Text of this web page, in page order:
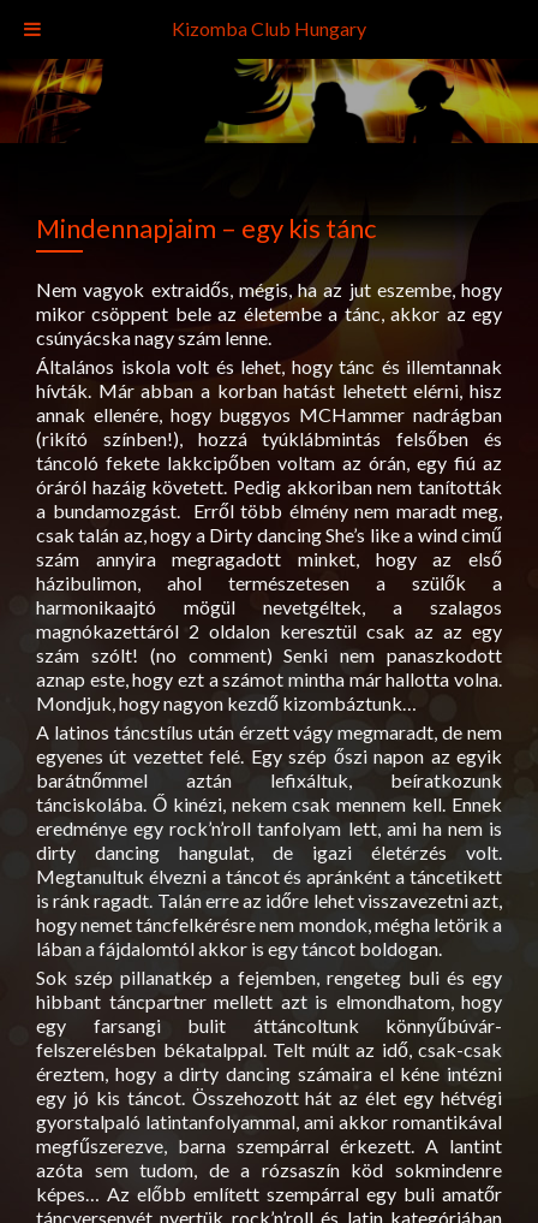
Mindennapjaim – egy kis tánc
Nem vagyok extraidős, mégis, ha az jut eszembe, hogy
mikor csöppent bele az életembe a tánc, akkor az egy
csúnyácska nagy szám lenne.
Általános iskola volt és lehet, hogy tánc és illemtannak
hívták. Már abban a korban hatást lehetett elérni, hisz
annak ellenére, hogy buggyos MCHammer nadrágban
(rikító színben!), hozzá tyúklábmintás felsőben és
táncoló fekete lakkcipőben voltam az órán, egy fiú az
óráról hazáig követett. Pedig akkoriban nem tanították
a bundamozgást. Erről több élmény nem maradt meg,
csak talán az, hogy a Dirty dancing She’s like a wind cimű
szám annyira megragadott minket, hogy az első
házibulimon, ahol természetesen a szülők a
harmonikaajtó mögül nevetgéltek, a szalagos
magnókazettáról 2 oldalon keresztül csak az az egy
szám szólt! (no comment) Senki nem panaszkodott
aznap este, hogy ezt a számot mintha már hallotta volna.
Mondjuk, hogy nagyon kezdő kizombáztunk…
A latinos táncstílus után érzett vágy megmaradt, de nem
egyenes út vezettet felé. Egy szép őszi napon az egyik
barátnőmmel aztán lefixáltuk, beíratkozunk
tánciskolába. Ő kinézi, nekem csak mennem kell. Ennek
eredménye egy rock’n’roll tanfolyam lett, ami ha nem is
dirty dancing hangulat, de igazi életérzés volt.
Megtanultuk élvezni a táncot és apránként a táncetikett
is ránk ragadt. Talán erre az időre lehet visszavezetni azt,
hogy nemet táncfelkérésre nem mondok, mégha letörik a
lában a fájdalomtól akkor is egy táncot boldogan.
Sok szép pillanatkép a fejemben, rengeteg buli és egy
hibbant táncpartner mellett azt is elmondhatom, hogy
egy farsangi bulit áttáncoltunk könnyűbúvár-
felszerelésben békatalppal. Telt múlt az idő, csak-csak
éreztem, hogy a dirty dancing számaira el kéne intézni
egy jó kis táncot. Összehozott hát az élet egy hétvégi
gyorstalpaló latintanfolyammal, ami akkor romantikával
megfűszerezve, barna szempárral érkezett. A lantint
azóta sem tudom, de a rózsaszín köd sokmindenre
képes… Az előbb említett szempárral egy buli amatőr
táncversenyét nyertük rock’n’roll és latin kategóriában
Kizomba Club Hungary